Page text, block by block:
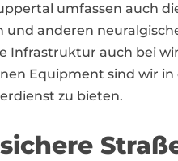
umfassen auch
und anderen
Infrastruktur auch bei
Equipment sind wir
zu bieten.